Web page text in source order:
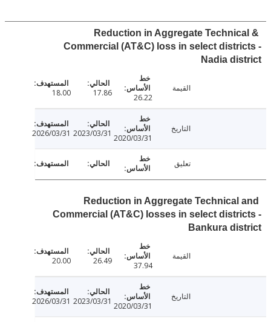
Reduction in Aggregate
Commercial (AT&C) loss in select
Nadia
17.86
18.00
2020/03/31
2023/03/31
2026/03/31
Reduction in Aggregate Technical
Commercial (AT&C) losses in select
Bankura
26.49
20.00
2020/03/31
2023/03/31
2026/03/31